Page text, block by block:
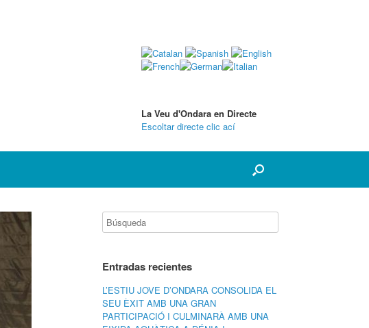
La Veu d'Ondara en Directe
Escoltar directe clic ací
Entradas recientes
L’ESTIU JOVE D’ONDARA CONSOLIDA EL
SEU ÈXIT AMB UNA GRAN
PARTICIPACIÓ I CULMINARÀ AMB UNA